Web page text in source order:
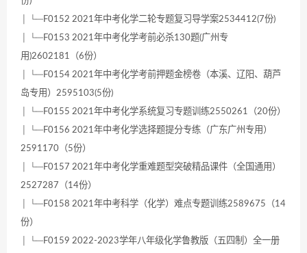
│ └─F0152 2021年中考化学二轮专题复习导学案2534412(7份)
│ └─F0153 2021年中考化学考前必杀130题(广州专
用)2602181（6份）
│ └─F0154 2021年中考化学考前押题金榜卷（本溪、辽阳、葫芦
岛专用）2595103(5份)
│ └─F0155 2021年中考化学系统复习专题训练2550261（20份）
│ └─F0156 2021年中考化学选择题提分专练（广东广州专用）
2591170（5份）
│ └─F0157 2021年中考化学重难题型突破精品课件（全国通用）
2527287（14份）
│ └─F0158 2021年中考科学（化学）难点专题训练2589675（14
份）
│ └─F0159 2022-2023学年八年级化学鲁教版（五四制）全一册